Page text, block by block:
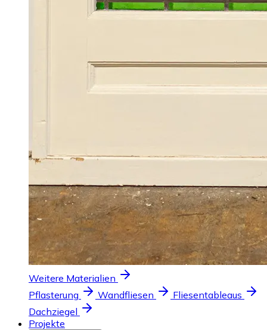
Weitere Materialien
Pflasterung
Wandfliesen
Fliesentableaus
Dachziegel
Projekte